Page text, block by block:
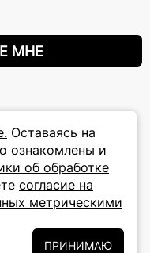
Оставаясь на
ознакомлены и
об обработке
согласие на
метрическими
ПРИНИМАЮ
МНЕ
на новости
с условиямиПолитики
своё согласие на их